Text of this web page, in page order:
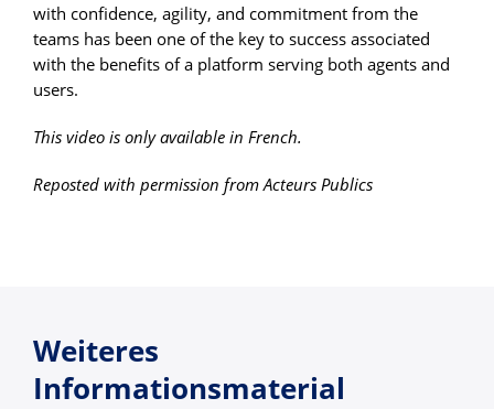
with confidence, agility, and commitment from the
teams has been one of the key to success associated
with the benefits of a platform serving both agents and
users.
This video is only available in French.
Reposted with permission from Acteurs Publics
Weiteres
Informationsmaterial